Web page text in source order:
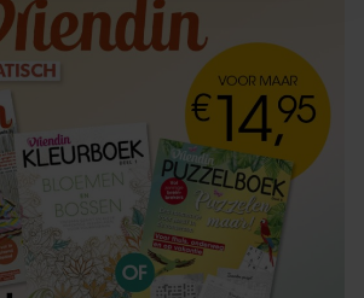
te analyseren. Ook delen we
gebruik van onze site met onze
media, adverteren en analyse. Deze
gegevens combineren met andere
ze heeft verstrekt of die ze hebben
van uw gebruik van hun services. U
onze cookies als u onze website blijft